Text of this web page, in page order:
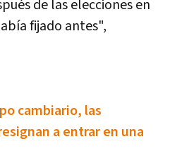
de las elecciones en
fijado antes",
cambiario, las
a entrar en una